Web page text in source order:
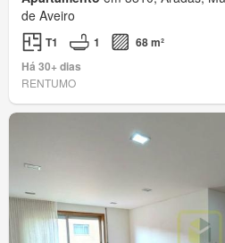
de Aveiro
T1 1
68 m²
Há 30+ dias
RENTUMO